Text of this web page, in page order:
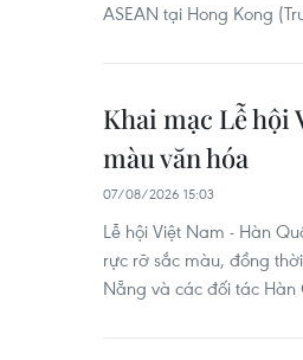
ASEAN tại Hong Kong
Khai mạc Lễ hội
màu văn hóa
07/08/2026 15:03
Lễ hội Việt Nam - Hàn
rực rỡ sắc màu, đồng
Nẵng và các đối tác Hàn